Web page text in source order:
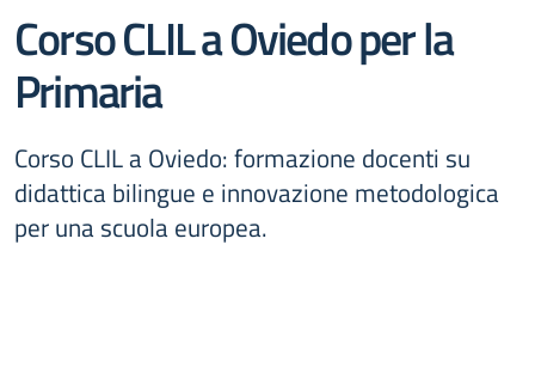
Corso CLIL a Oviedo per la
Primaria
Corso CLIL a Oviedo: formazione docenti su
didattica bilingue e innovazione metodologica
per una scuola europea.